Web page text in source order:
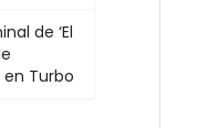
de ‘El
Turbo